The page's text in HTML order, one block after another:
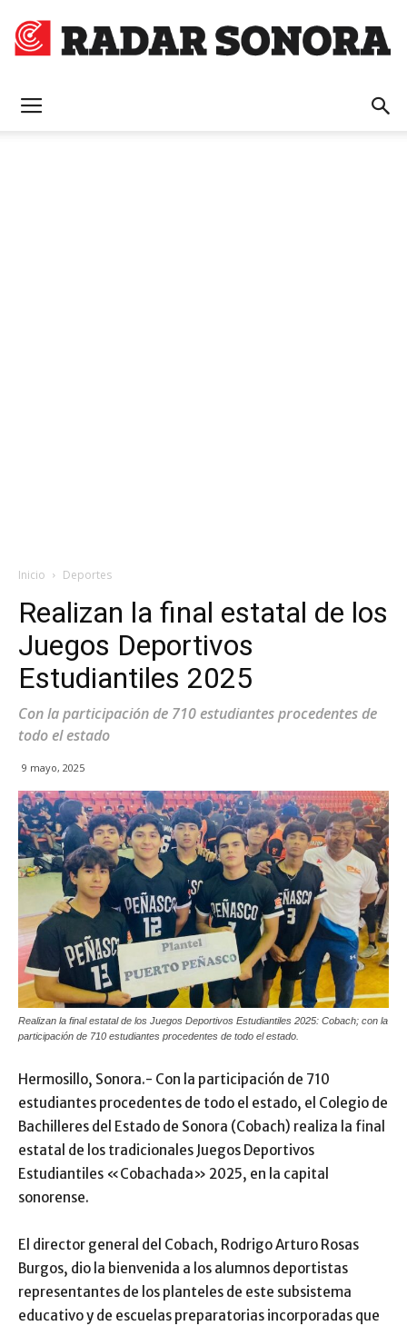
Inicio Deportes
Realizan la final estatal de los
Juegos Deportivos
Estudiantiles 2025
Con la participación de 710 estudiantes procedentes de
todo el estado
9 mayo, 2025
Realizan la final estatal de los Juegos Deportivos Estudiantiles 2025: Cobach; con la
participación de 710 estudiantes procedentes de todo el estado.
Hermosillo, Sonora.- Con la participación de 710
estudiantes procedentes de todo el estado, el Colegio de
Bachilleres del Estado de Sonora (Cobach) realiza la final
estatal de los tradicionales Juegos Deportivos
Estudiantiles «Cobachada» 2025, en la capital
sonorense.
El director general del Cobach, Rodrigo Arturo Rosas
Burgos, dio la bienvenida a los alumnos deportistas
representantes de los planteles de este subsistema
educativo y de escuelas preparatorias incorporadas que